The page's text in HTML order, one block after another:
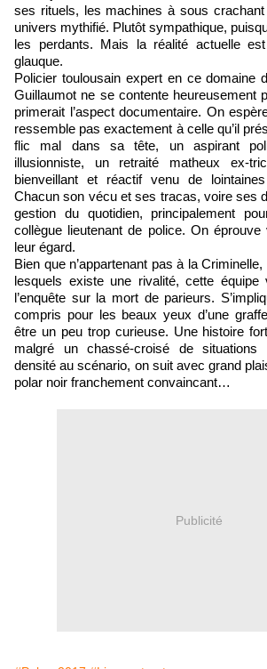
ses rituels, les machines à sous
univers mythifié. Plutôt sympathique,
les perdants. Mais la réalité actuelle
glauque.
Policier toulousain expert en ce domaine
Guillaumot ne se contente heureusement
primerait l’aspect documentaire. On
ressemble pas exactement à celle qu’il
flic mal dans sa tête, un aspirant
illusionniste, un retraité matheux ex-
bienveillant et réactif venu de
Chacun son vécu et ses tracas, voire ses
gestion du quotidien, principalement
collègue lieutenant de police. On éprouve
leur égard.
Bien que n’appartenant pas à la
lesquels existe une rivalité, cette équipe
l’enquête sur la mort de parieurs.
compris pour les beaux yeux d’une
être un peu trop curieuse. Une histoire
malgré un chassé-croisé de situations
densité au scénario, on suit avec grand
polar noir franchement convaincant…
Publicité